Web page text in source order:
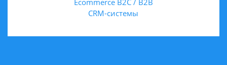
Ecommerce B2C / B2B
CRM-системы